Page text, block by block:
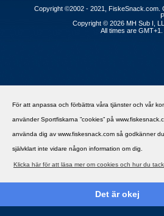
För att anpassa och förbättra våra tjänster och vår
använder Sportfiskarna ”cookies” på
använda dig av www.fiskesnack.com så godkänner
självklart inte vidare någon information om dig.
Klicka här för att läsa mer om cookies och hur du
Det är okej
Copyright ©2002 - 2021, FiskeSnack.com.
Copyright © 2026 MH Sub I,
All times are